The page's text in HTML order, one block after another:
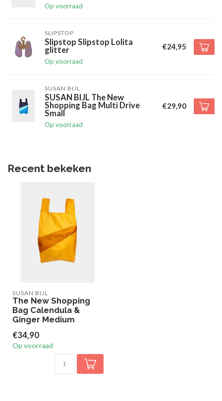
Op voorraad
SLIPSTOP
Slipstop Slipstop Lolita
glitter
Op voorraad
€24,95
SUSAN BIJL
SUSAN BIJL The New
Shopping Bag Multi Drive
Small
Op voorraad
€29,90
Recent bekeken
SUSAN BIJL
The New Shopping
Bag Calendula &
Ginger Medium
€34,90
Op voorraad